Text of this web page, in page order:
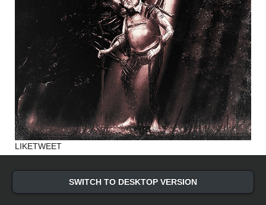
LIKETWEET
SWITCH TO DESKTOP VERSION